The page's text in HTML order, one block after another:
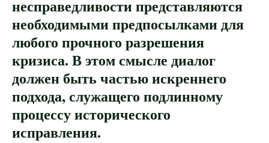
несправедливости представляются
необходимыми предпосылками для
любого прочного разрешения
кризиса. В этом смысле диалог
должен быть частью искреннего
подхода, служащего подлинному
процессу исторического
исправления.